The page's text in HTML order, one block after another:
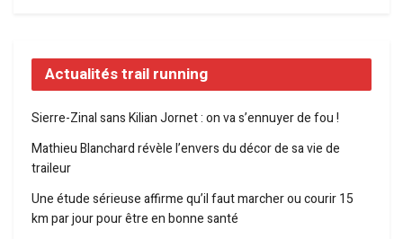
Actualités trail running
Sierre-Zinal sans Kilian Jornet : on va s’ennuyer de fou !
Mathieu Blanchard révèle l’envers du décor de sa vie de
traileur
Une étude sérieuse affirme qu’il faut marcher ou courir 15
km par jour pour être en bonne santé